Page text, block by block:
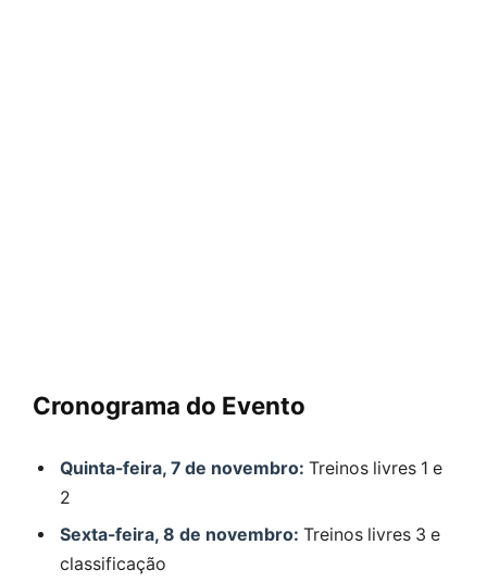
Cronograma do Evento
Quinta-feira, 7 de novembro: Treinos livres 1 e
2
Sexta-feira, 8 de novembro: Treinos livres 3 e
classificação